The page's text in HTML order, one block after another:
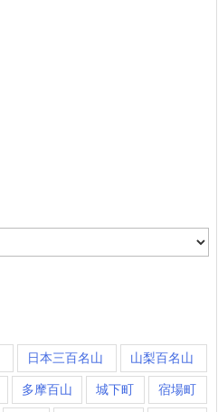
日本三百名山 山梨百名山
多摩百山 城下町 宿場町